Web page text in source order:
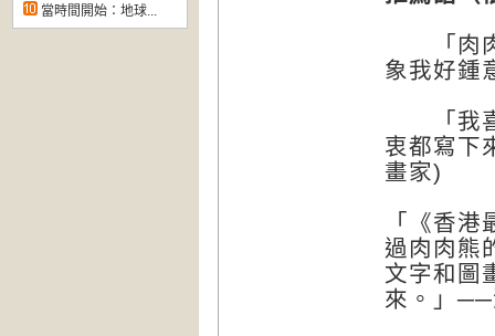
當時間開始：地球...
「肉肉
象我好鍾
「我喜
衷都寫下
畫家)
「《香
過肉肉熊
文字和圖
來。」──